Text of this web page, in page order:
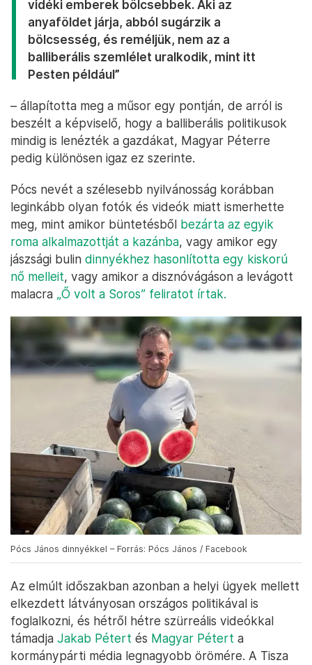
vidéki emberek bölcsebbek. Aki az
anyaföldet járja, abból sugárzik a
bölcsesség, és reméljük, nem az a
balliberális szemlélet uralkodik, mint itt
Pesten például”
– állapította meg a műsor egy pontján, de arról is
beszélt a képviselő, hogy a balliberális politikusok
mindig is lenézték a gazdákat, Magyar Péterre
pedig különösen igaz ez szerinte.
Pócs nevét a szélesebb nyilvánosság korábban
leginkább olyan fotók és videók miatt ismerhette
meg, mint amikor büntetésből bezárta az egyik
roma alkalmazottját a kazánba, vagy amikor egy
jászsági bulin dinnyékhez hasonlította egy kiskorú
nő melleit, vagy amikor a disznóvágáson a levágott
malacra „Ő volt a Soros” feliratot írtak.
Pócs János dinnyékkel – Forrás: Pócs János / Facebook
Az elmúlt időszakban azonban a helyi ügyek mellett
elkezdett látványosan országos politikával is
foglalkozni, és hétről hétre szürreális videókkal
támadja Jakab Pétert és Magyar Pétert a
kormánypárti média legnagyobb örömére. A Tisza